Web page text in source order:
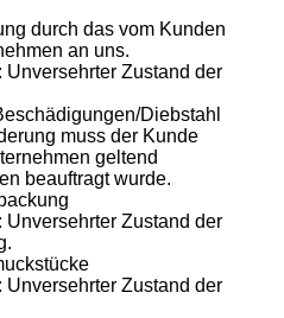
durch das vom Kunden
an uns.
Zustand der
Diebstahl
muss der Kunde
geltend
beauftragt wurde.
Zustand der
Zustand der